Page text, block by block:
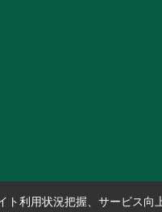
ト利用状況把握、サービス